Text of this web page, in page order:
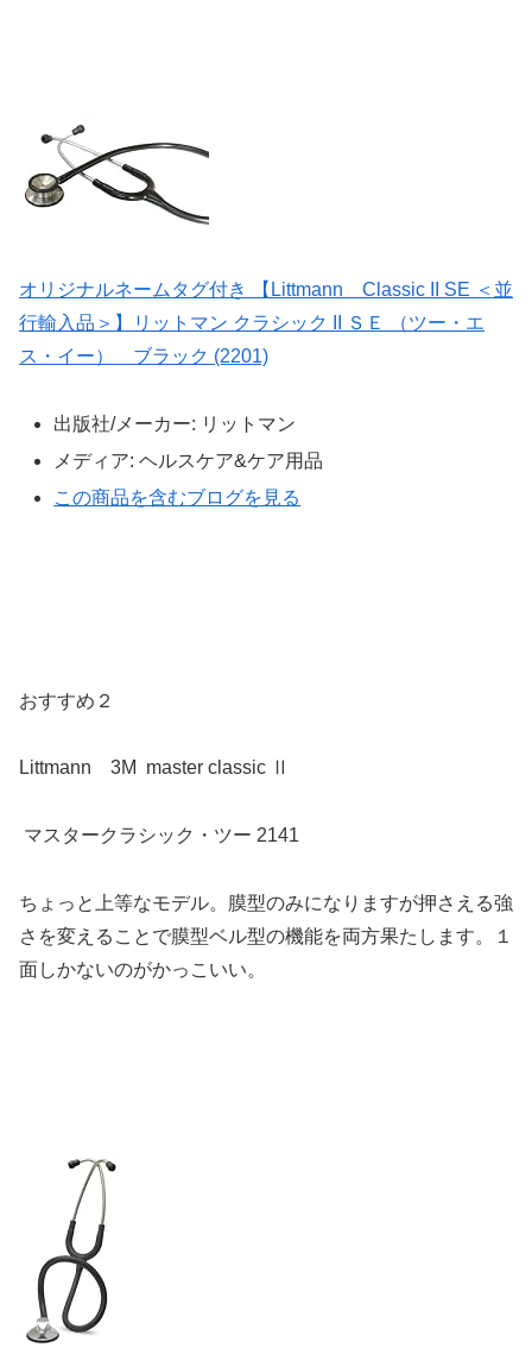
オリジナルネームタグ付き 【Littmann Classic II SE ＜並
行輸入品＞】リットマン クラシック II ＳＥ （ツー・エ
ス・イー） ブラック (2201)
出版社/メーカー: リットマン
メディア: ヘルスケア&ケア用品
この商品を含むブログを見る
おすすめ２
Littmann 3M master classic Ⅱ
マスタークラシック・ツー 2141
ちょっと上等なモデル。膜型のみになりますが押さえる強
さを変えることで膜型ベル型の機能を両方果たします。１
面しかないのがかっこいい。